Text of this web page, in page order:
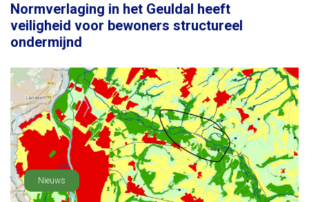
Normverlaging in het Geuldal heeft
veiligheid voor bewoners structureel
ondermijnd
Nieuws